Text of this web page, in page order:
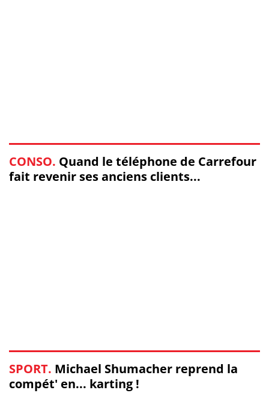
CONSO. Quand le téléphone de Carrefour
fait revenir ses anciens clients...
SPORT. Michael Shumacher reprend la
compét' en... karting !